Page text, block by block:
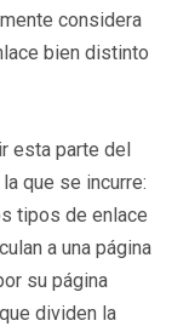
considera
bien distinto
esta parte del
que se incurre:
tipos de enlace
a una página
su página
dividen la